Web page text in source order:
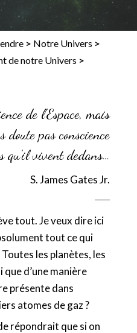
> Notre Univers >
de notre Univers >
de l’Espace, mais
doute pas conscience
qu’il vivent dedans…
S. James Gates Jr.
tout. Je veux dire ici
tout ce qui
les planètes, les
que d’une manière
présente dans
atomes de gaz ?
répondrait que si on